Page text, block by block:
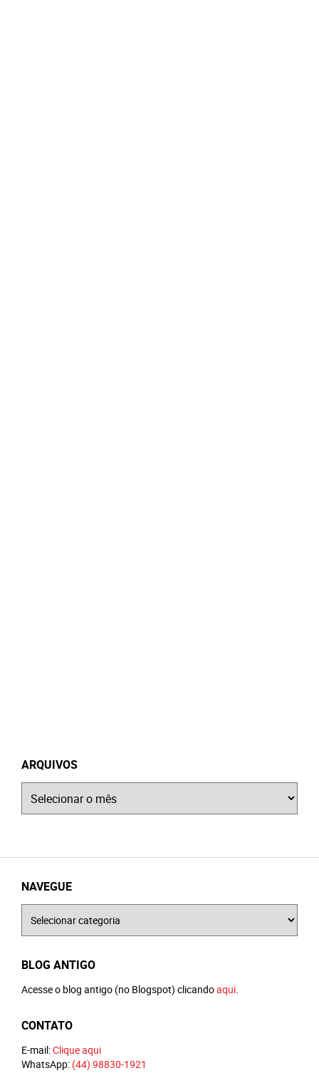
ARQUIVOS
NAVEGUE
BLOG ANTIGO
Acesse o blog antigo (no Blogspot) clicandoaqui.
CONTATO
E-mail:Clique aqui
WhatsApp: (44) 98830-1921